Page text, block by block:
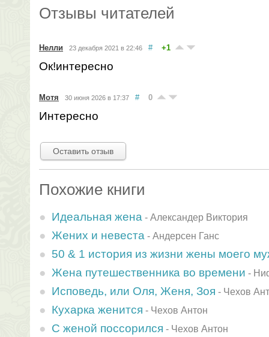
Отзывы читателей
Нелли 23 декабря 2021 в 22:46 # +1
Ок!интересно
Мотя 30 июня 2026 в 17:37 # 0
Интересно
Оставить отзыв
Похожие книги
Идеальная жена - Александер Виктория
Жених и невеста - Андерсен Ганс
50 & 1 история из жизни жены моего
Жена путешественника во времени -
Исповедь, или Оля, Женя, Зоя - Чехов
Кухарка женится - Чехов Антон
С женой поссорился - Чехов Антон